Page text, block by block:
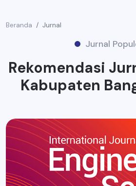
Beranda Jurnal
Jurnal
Rekomendasi
Kabupaten